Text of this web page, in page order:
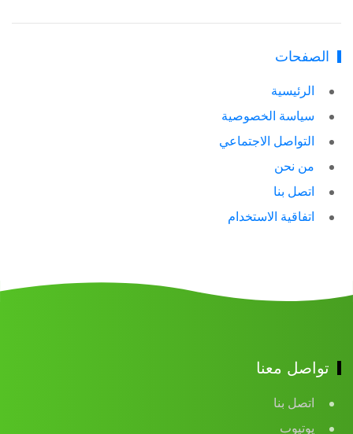
الصفحات
الرئيسية
سياسة الخصوصية
التواصل الاجتماعي
من نحن
اتصل بنا
اتفاقية الاستخدام
تواصل معنا
اتصل بنا
يوتيوب